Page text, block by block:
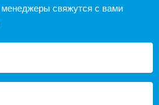
свяжутся с вами